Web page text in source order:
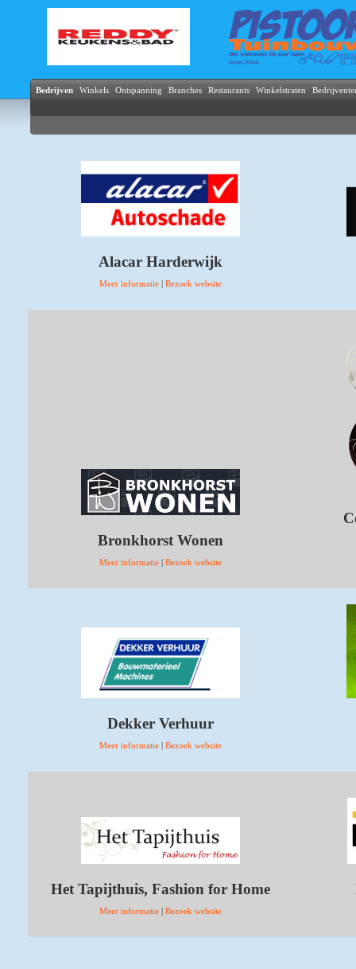
Bedrijven Winkels Ontspanning Branches Restaurants Winkelstraten
Alacar Harderwijk
Meer informatie| Bezoek website
Bronkhorst Wonen
Meer informatie| Bezoek website
Dekker Verhuur
Meer informatie| Bezoek website
Het Tapijthuis, Fashion for Home
Meer informatie| Bezoek website